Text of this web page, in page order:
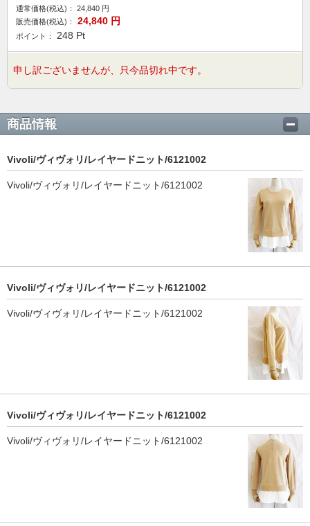
通常価格(税込)： 24,840 円
販売価格(税込)：
24,840 円
ポイント： 248 Pt
申し訳ございませんが、只今品切れ中です。
商品情報
Vivoli/ヴィヴォリ/レイヤードニット/6121002
Vivoli/ヴィヴォリ/レイヤードニット/6121002
Vivoli/ヴィヴォリ/レイヤードニット/6121002
Vivoli/ヴィヴォリ/レイヤードニット/6121002
Vivoli/ヴィヴォリ/レイヤードニット/6121002
Vivoli/ヴィヴォリ/レイヤードニット/6121002